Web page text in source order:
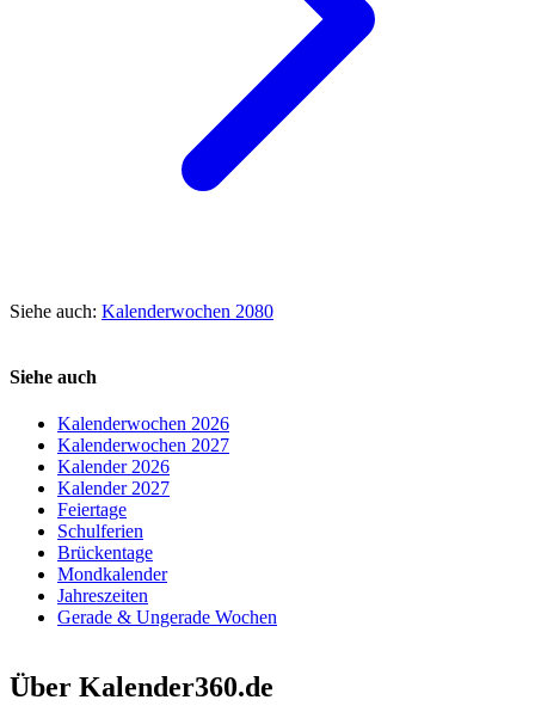
Siehe auch: Kalenderwochen 2080
Siehe auch
Kalenderwochen 2026
Kalenderwochen 2027
Kalender 2026
Kalender 2027
Feiertage
Schulferien
Brückentage
Mondkalender
Jahreszeiten
Gerade & Ungerade Wochen
Über Kalender360.de